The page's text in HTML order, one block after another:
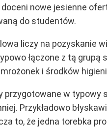
doceni nowe jesienne
do studentów.
liczy na pozyskanie
łączone z tą grupą
i środków
przygotowane w typowy
Przykładowo
to, że jedna torebka